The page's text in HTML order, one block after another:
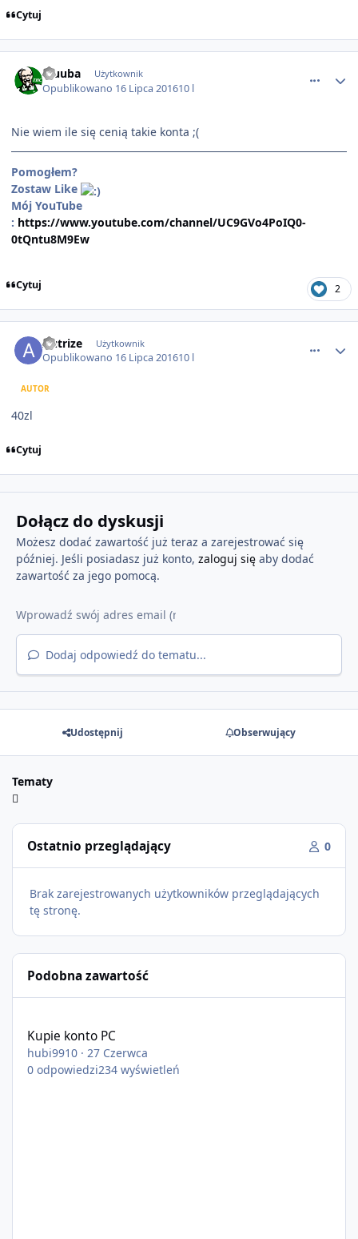
Cytuj
Kluuba Użytkownik
Opublikowano 16 Lipca 201610 l
Nie wiem ile się cenią takie konta ;(
Pomogłem?
Zostaw Like
Mój YouTube
: https://www.youtube.com/channel/UC9GVo4PoIQ0-
0tQntu8M9Ew
Cytuj 2
Autrize Użytkownik
Opublikowano 16 Lipca 201610 l
AUTOR
40zl
Cytuj
Dołącz do dyskusji
Możesz dodać zawartość już teraz a zarejestrować się
później. Jeśli posiadasz już konto, zaloguj sięaby dodać
zawartość za jego pomocą.
Dodaj odpowiedź do tematu...
Udostępnij Obserwujący
Tematy
Ostatnio przeglądający 0
Brak zarejestrowanych użytkowników przeglądających
tę stronę.
Podobna zawartość
Kupie konto PC
hubi9910 ·27 Czerwca
0 odpowiedzi234 wyświetleń